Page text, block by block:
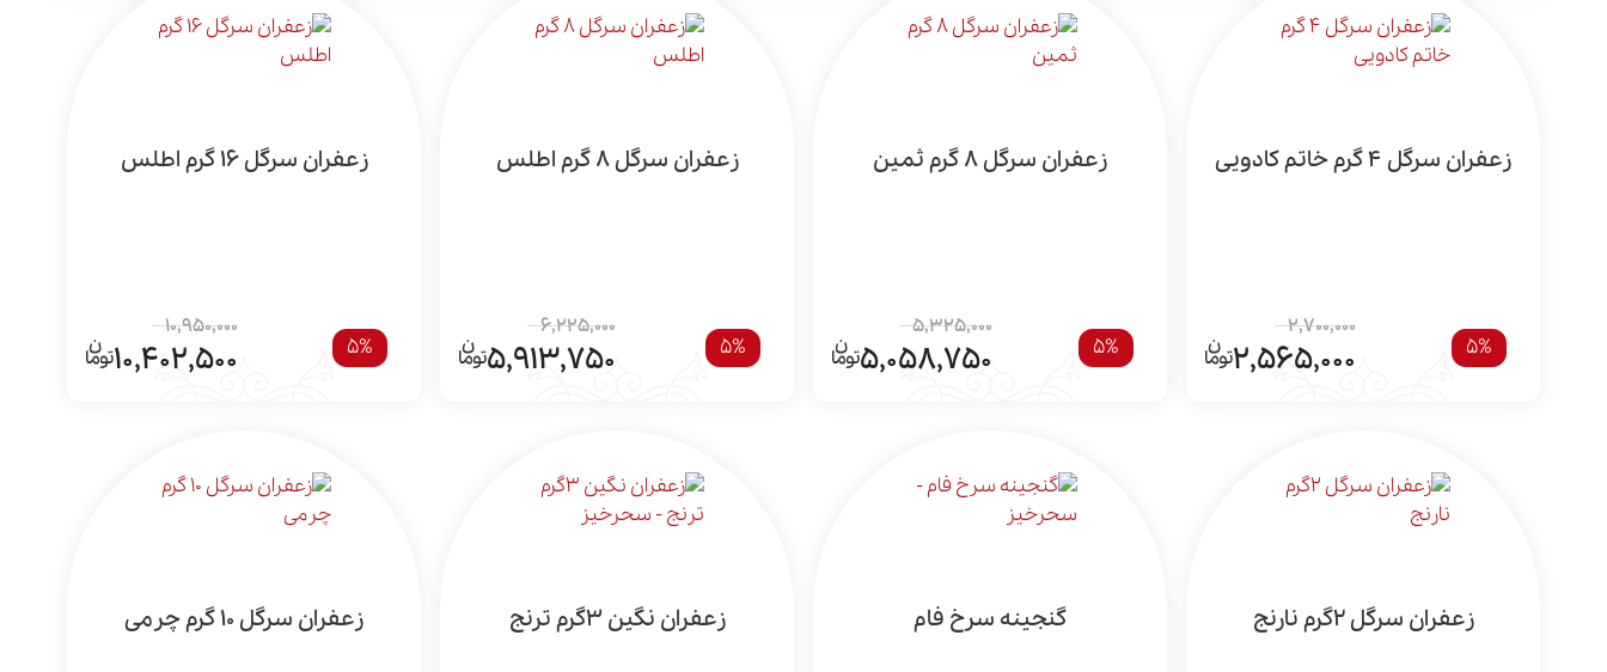
زعفران سرگل 4 گرم خاتم کادویی
5%
2,700,000
2,565,000
زعفران سرگل 8 گرم ثمین
5%
5,325,000
5,058,750
زعفران سرگل 8 گرم اطلس
5%
6,225,000
5,913,750
زعفران سرگل 16 گرم اطلس
5%
10,950,000
10,402,500
زعفران سرگل 2گرم نارنج گنجینه سرخ فام زعفران نگین 3گرم ترنج زعفران سرگل 10 گرم چرمی